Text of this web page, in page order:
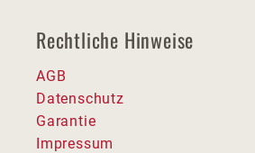
Rechtliche Hinweise
AGB
Datenschutz
Garantie
Impressum